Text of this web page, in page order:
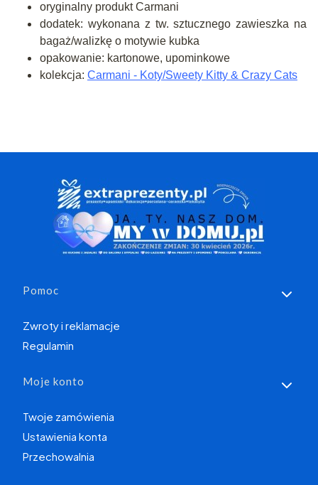
oryginalny produkt Carmani
dodatek: wykonana z tw. sztucznego zawieszka na
bagaż/walizkę o motywie kubka
opakowanie: kartonowe, upominkowe
kolekcja: Carmani - Koty/Sweety Kitty & Crazy Cats
Linki w stopce
Pomoc
Zwroty i reklamacje
Regulamin
Moje konto
Twoje zamówienia
Ustawienia konta
Przechowalnia